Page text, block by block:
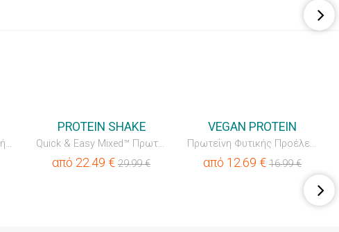
Φόρμουλα Αύξησης Μυϊκής Μάζας με Πρωτεΐνη, Υδατάνθρακες κ...
PROTEIN SHAKE
Quick & Easy Mixed™ Πρωτεϊνικό κοκτέιλ
από 22.49 € 29.99€
VEGAN PROTEIN
Πρωτεΐνη Φυτικής Προέλευσης
από 12.69 € 16.99€